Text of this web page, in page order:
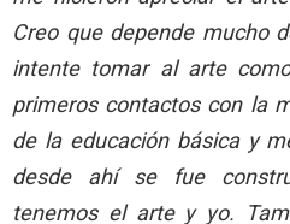
Creo que depende mucho
intente tomar al arte
primeros contactos con la
de la educación básica y
desde ahí se fue
tenemos el arte y yo.